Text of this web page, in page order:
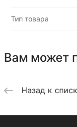
Тип товара
Вам может
Назад к